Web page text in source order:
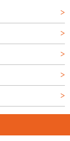
>
>
>
>
>